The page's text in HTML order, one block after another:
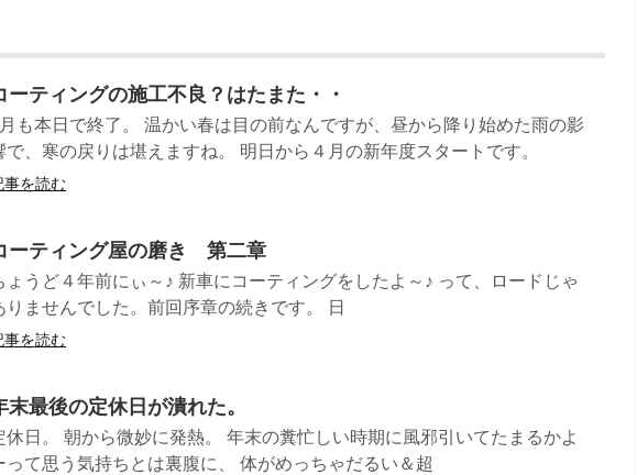
ーティングの施工不良？はたまた・・
も本日で終了。 温かい春は目の前なんですが、昼から降り始めた雨の影
で、寒の戻りは堪えますね。 明日から４月の新年度スタートです。
事を読む
ーティング屋の磨き 第二章
ょうど４年前にぃ～♪ 新車にコーティングをしたよ～♪ って、ロードじゃ
りませんでした。前回序章の続きです。 日
事を読む
末最後の定休日が潰れた。
休日。 朝から微妙に発熱。 年末の糞忙しい時期に風邪引いてたまるかよ
って思う気持ちとは裏腹に、 体がめっちゃだるい＆超